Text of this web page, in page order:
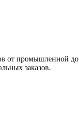
от промышленной до
заказов.